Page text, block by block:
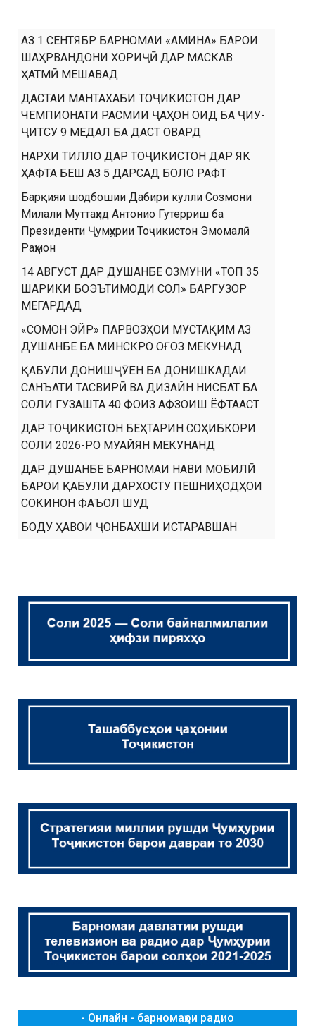
АЗ 1 СЕНТЯБР БАРНОМАИ «АМИНА» БАРОИ
ШАҲРВАНДОНИ ХОРИҶӢ ДАР МАСКАВ
ҲАТМӢ МЕШАВАД
ДАСТАИ МАНТАХАБИ ТОҶИКИСТОН ДАР
ЧЕМПИОНАТИ РАСМИИ ҶАҲОН ОИД БА ҶИУ-
ҶИТСУ 9 МЕДАЛ БА ДАСТ ОВАРД
НАРХИ ТИЛЛО ДАР ТОҶИКИСТОН ДАР ЯК
ҲАФТА БЕШ АЗ 5 ДАРСАД БОЛО РАФТ
Барқияи шодбошии Дабири кулли Созмони
Милали Муттаҳид Антонио Гутерриш ба
Президенти Ҷумҳурии Тоҷикистон Эмомалӣ
Раҳмон
14 АВГУСТ ДАР ДУШАНБЕ ОЗМУНИ «ТОП 35
ШАРИКИ БОЭЪТИМОДИ СОЛ» БАРГУЗОР
МЕГАРДАД
«СОМОН ЭЙР» ПАРВОЗҲОИ МУСТАҚИМ АЗ
ДУШАНБЕ БА МИНСКРО ОҒОЗ МЕКУНАД
ҚАБУЛИ ДОНИШҶӮЁН БА ДОНИШКАДАИ
САНЪАТИ ТАСВИРӢ ВА ДИЗАЙН НИСБАТ БА
СОЛИ ГУЗАШТА 40 ФОИЗ АФЗОИШ ЁФТААСТ
ДАР ТОҶИКИСТОН БЕҲТАРИН СОҲИБКОРИ
СОЛИ 2026-РО МУАЙЯН МЕКУНАНД
ДАР ДУШАНБЕ БАРНОМАИ НАВИ МОБИЛӢ
БАРОИ ҚАБУЛИ ДАРХОСТУ ПЕШНИҲОДҲОИ
СОКИНОН ФАЪОЛ ШУД
БОДУ ҲАВОИ ҶОНБАХШИ ИСТАРАВШАН
- Онлайн - барномаҳои радио